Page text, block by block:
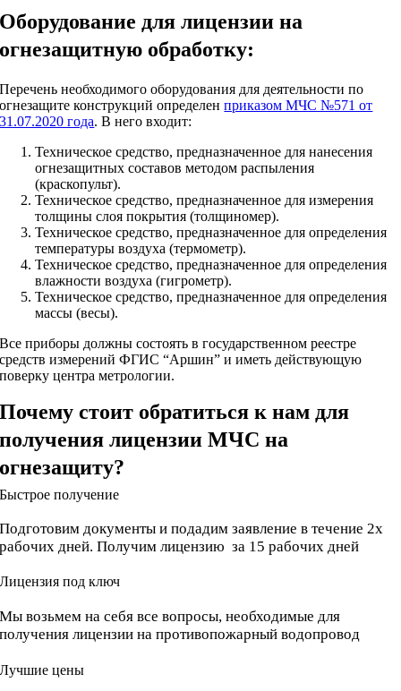
Оборудование для лицензии на
огнезащитную обработку:
Перечень необходимого оборудования для деятельности по
огнезащите конструкций определенприказом МЧС №571 от
31.07.2020 года. В него входит:
Техническое средство, предназначенное для нанесения
огнезащитных составов методом распыления
(краскопульт).
Техническое средство, предназначенное для измерения
толщины слоя покрытия (толщиномер).
Техническое средство, предназначенное для определения
температуры воздуха (термометр).
Техническое средство, предназначенное для определения
влажности воздуха (гигрометр).
Техническое средство, предназначенное для определения
массы (весы).
Все приборы должны состоять в государственном реестре
средств измерений ФГИС “Аршин” и иметь действующую
поверку центра метрологии.
Почему стоит обратиться к нам для
получения лицензии МЧС на
огнезащиту?
Быстрое получение
Подготовим документы и подадим заявление в течение 2х
рабочих дней. Получим лицензию за 15 рабочих дней
Лицензия под ключ
Мы возьмем на себя все вопросы, необходимые для
получения лицензии на противопожарный водопровод
Лучшие цены